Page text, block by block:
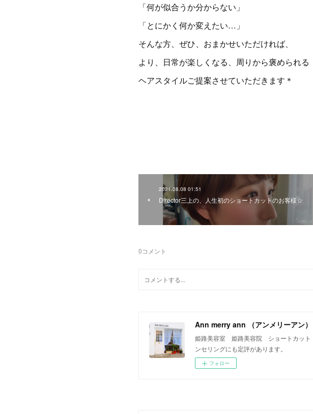
「何が似合うか分からない」
「とにかく何か変えたい…」
そんな方、ぜひ、おまかせいただければ、
より、日常が楽しくなる、周りから褒められる
ヘアスタイルご提案させていただきます＊
2021.08.08 01:51
Director三上の、人生初のショートカットのお客様☆
0コメント
Ann merry ann （アンメリーアン）
姫路美容室 姫路美容院 ショートカッ
ンセリングにも定評があります。
フォロー